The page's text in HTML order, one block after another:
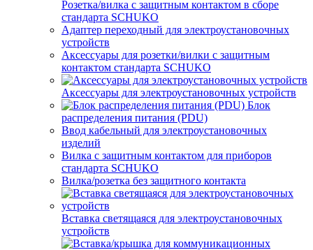
Розетка/вилка с защитным контактом в сборе
стандарта SCHUKO
Адаптер переходный для электроустановочных
устройств
Аксессуары для розетки/вилки с защитным
контактом стандарта SCHUKO
Аксессуары для электроустановочных устройств
Блок
распределения питания (PDU)
Ввод кабельный для электроустановочных
изделий
Вилка с защитным контактом для приборов
стандарта SCHUKO
Вилка/розетка без защитного контакта
Вставка светящаяся для электроустановочных
устройств